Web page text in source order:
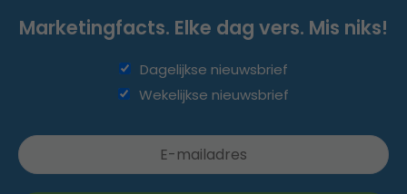
Marketingfacts. Elke dag vers. Mis niks!
Dagelijkse nieuwsbrief
Wekelijkse nieuwsbrief